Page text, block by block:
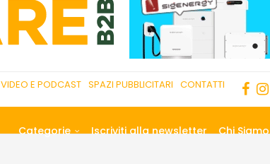
VIDEO E PODCAST SPAZI PUBBLICITARI CONTATTI
Categorie Iscriviti alla newsletter Chi Siamo